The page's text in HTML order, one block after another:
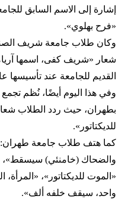
«فرح بهلوي».
وكان طلاب جامعة شريف
شعار «شريف كفى، اسمها
القديم للجامعة عند تأسيسها عام
وفي هذا اليوم أيضًا، نُظم
بطهران، حيث ردد الطلاب
للديكتاتور».
كما هتف طلاب جامعة طهران:
والضحاك (خامنئي)
«الموت للديكتاتور»،
واحد، سيقف خلفه ألف».